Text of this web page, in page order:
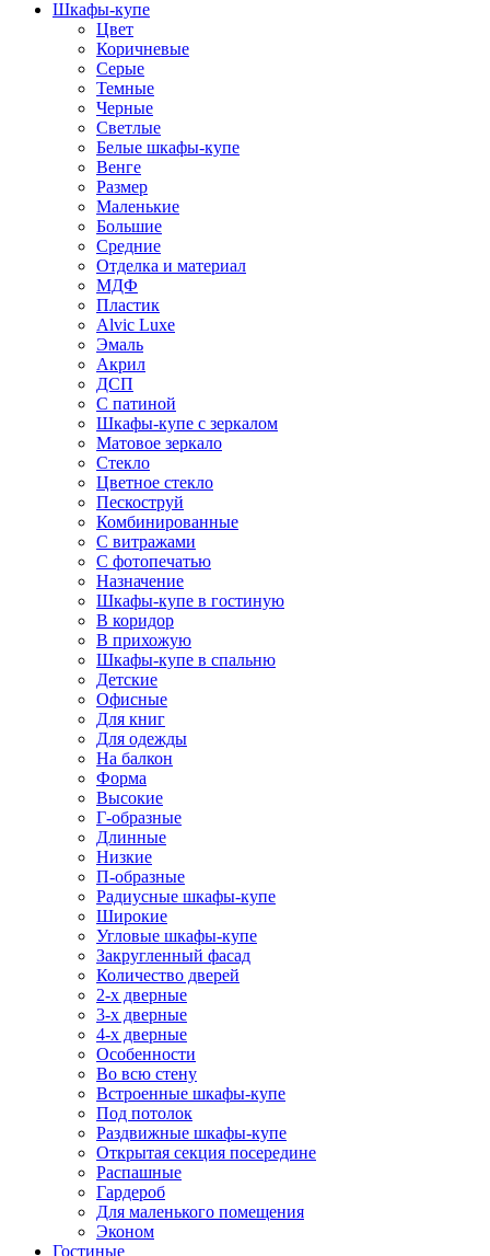
Шкафы-купе
Цвет
Коричневые
Серые
Темные
Черные
Светлые
Белые шкафы-купе
Венге
Размер
Маленькие
Большие
Средние
Отделка и материал
МДФ
Пластик
Alvic Luxe
Эмаль
Акрил
ДСП
С патиной
Шкафы-купе с зеркалом
Матовое зеркало
Стекло
Цветное стекло
Пескоструй
Комбинированные
С витражами
С фотопечатью
Назначение
Шкафы-купе в гостиную
В коридор
В прихожую
Шкафы-купе в спальню
Детские
Офисные
Для книг
Для одежды
На балкон
Форма
Высокие
Г-образные
Длинные
Низкие
П-образные
Радиусные шкафы-купе
Широкие
Угловые шкафы-купе
Закругленный фасад
Количество дверей
2-х дверные
3-х дверные
4-х дверные
Особенности
Во всю стену
Встроенные шкафы-купе
Под потолок
Раздвижные шкафы-купе
Открытая секция посередине
Распашные
Гардероб
Для маленького помещения
Эконом
Гостиные